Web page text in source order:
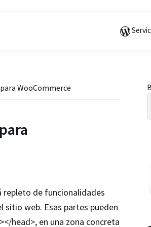
WooCommerce
repleto de funcionalidades
web. Esas partes pueden
head>, en una zona concreta